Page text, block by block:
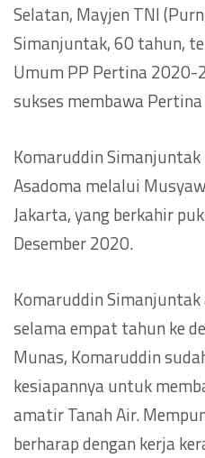
Selatan, Mayjen TNI
Simanjuntak, 60 tahun,
Umum PP Pertina 2020-
sukses membawa
Komaruddin Simanjuntak
Asadoma melalui
Jakarta, yang berkahir
Desember 2020.
Komaruddin
selama empat tahun ke
Munas, Komaruddin
kesiapannya untuk
amatir Tanah Air.
berharap dengan kerja